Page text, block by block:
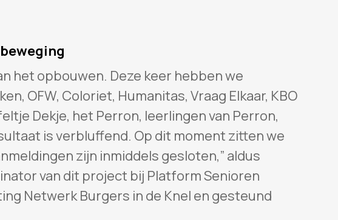
het opbouwen. Deze keer hebben we
OFW, Coloriet, Humanitas, Vraag Elkaar, KBO
Dekje, het Perron, leerlingen van Perron,
is verbluffend. Op dit moment zitten we
zijn inmiddels gesloten,” aldus
van dit project bij Platform Senioren
Netwerk Burgers in de Knel en gesteund